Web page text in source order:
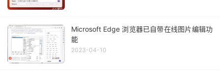
Microsoft Edge 浏览器已自带在线图片编辑功
能
2023-04-10